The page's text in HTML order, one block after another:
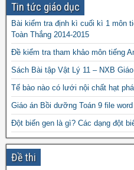
Tin tức giáo dục
Bài kiểm tra định kì cuối kì 1 môn
Toàn Thắng 2014-2015
Đề kiểm tra tham khảo môn tiếng
Sách Bài tập Vật Lý 11 – NXB
Tế bào nào có lưới nội chất hạt
Giáo án Bồi dưỡng Toán 9 file word
Đột biến gen là gì? Các dạng đột
Giáo án Lịch Sử 7 powerpoint
Giáo án Sinh học 6 powerpoint
Đề thi